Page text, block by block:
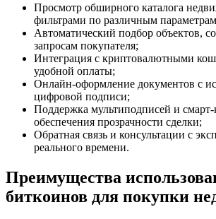
Просмотр обширного каталога
фильтрами по различным
Автоматический подбор объектов,
запросам покупателя;
Интеграция с криптовалютными
удобной оплаты;
Онлайн-оформление документов с
цифровой подписи;
Поддержка мультиподписей и смарт-
обеспечения прозрачности сделки;
Обратная связь и консультации с
реального времени.
Преимущества
биткоинов для покупки